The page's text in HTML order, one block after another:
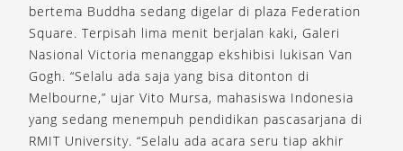
bertema Buddha sedang digelar di plaza Federation
Square. Terpisah lima menit berjalan kaki, Galeri
Nasional Victoria menanggap ekshibisi lukisan Van
Gogh. “Selalu ada saja yang bisa ditonton di
Melbourne,” ujar Vito Mursa, mahasiswa Indonesia
yang sedang menempuh pendidikan pascasarjana di
RMIT University. “Selalu ada acara seru tiap akhir